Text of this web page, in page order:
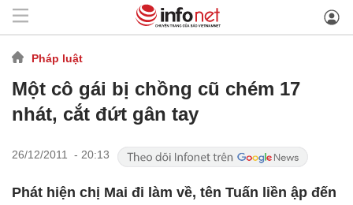
Pháp luật
Một cô gái bị chồng cũ chém 17
nhát, cắt đứt gân tay
26/12/2011 - 20:13
Phát hiện chị Mai đi làm về, tên Tuấn liền ập đến